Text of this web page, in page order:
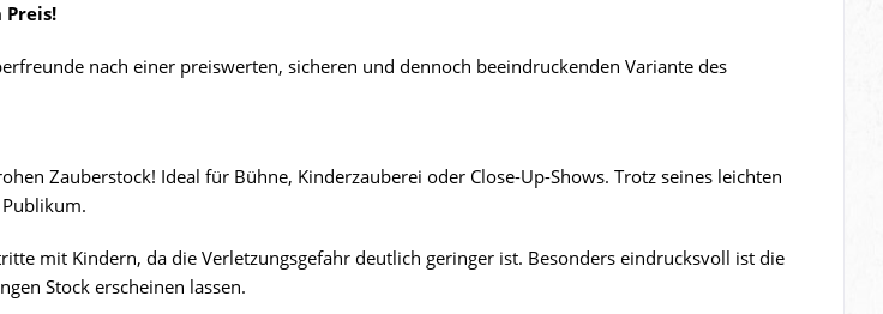
nach einer preiswerten, sicheren und dennoch beeindruckenden Variante des
Zauberstock! Ideal für Bühne, Kinderzauberei oder Close-Up-Shows. Trotz seines leichten
mit Kindern, da die Verletzungsgefahr deutlich geringer ist. Besonders eindrucksvoll ist die
Stock erscheinen lassen.